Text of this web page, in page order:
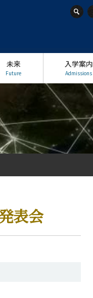
未来
Future
入学案内
Admissions
表会